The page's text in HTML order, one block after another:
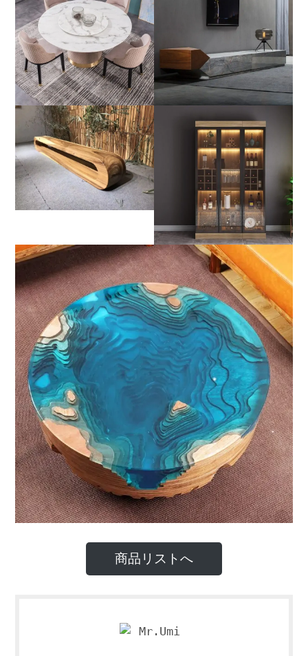
商品リストへ